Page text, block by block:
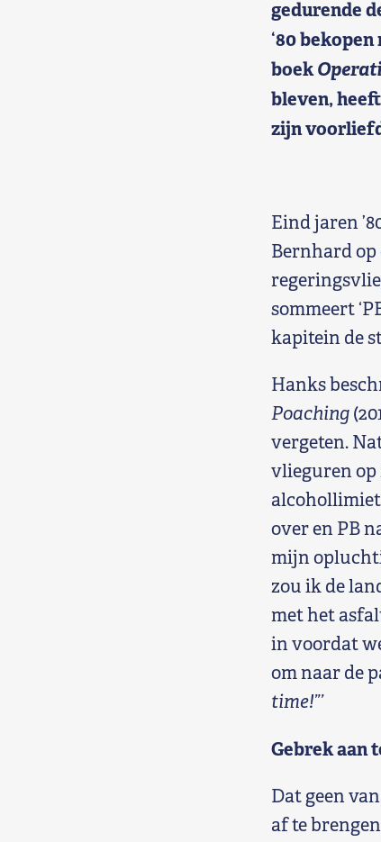
gedurende
‘80
boek
bleven,
zijn
Eind jaren
Bernhard
sommeert
kapitein de
Hanks
Poaching
vergeten.
vlieguren op
over en PB
mijn
zou ik de
met het
in voordat
om naar de
time!”’
Gebrek aan
Dat geen
af te